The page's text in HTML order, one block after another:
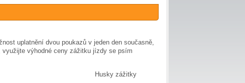
uplatnění dvou poukazů v jeden den současně,
využijte výhodné ceny zážitku jízdy se psím
Husky zážitky